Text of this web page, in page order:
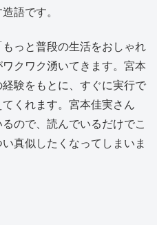
語です。
っと普段の生活をおしゃれ
クワク湧いてきます。宮本
験をもとに、すぐに実行で
くれます。宮本佳実さん
ので、読んでいるだけでこ
真似したくなってしまいま